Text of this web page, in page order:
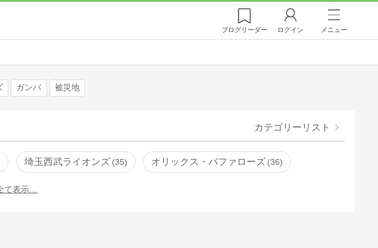
ブログリーダー ログイン メニュー
ガンバ 被災地
カテゴリーリスト
埼玉西武ライオンズ 35 オリックス・バファローズ 36
て表示…